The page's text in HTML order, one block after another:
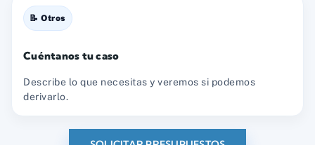
📝 Otros
Cuéntanos tu caso
Describe lo que necesitas y veremos si podemos
derivarlo.